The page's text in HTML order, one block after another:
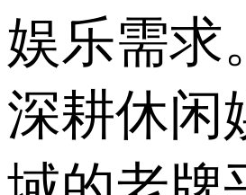
娱乐需求
深耕休闲